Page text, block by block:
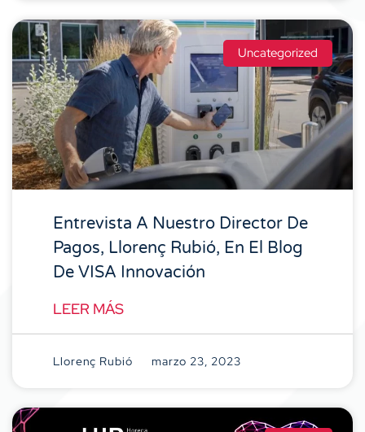
Uncategorized
Entrevista A Nuestro Director De
Pagos, Llorenç Rubió, En El Blog
De VISA Innovación
LEER MÁS
Llorenç Rubió marzo 23, 2023